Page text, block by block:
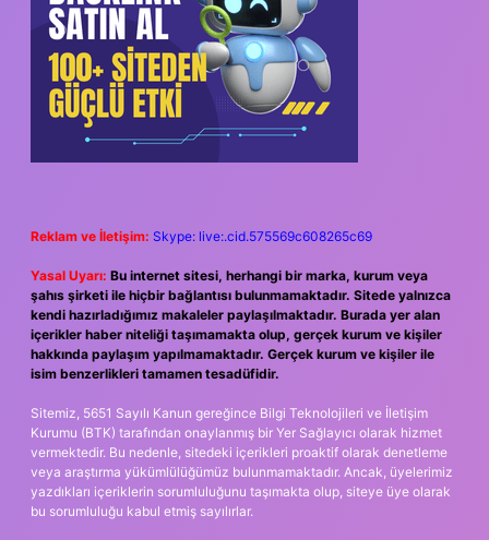
Reklam ve İletişim: Skype: live:.cid.575569c608265c69
Yasal Uyarı: Bu internet sitesi, herhangi bir marka, kurum veya
şahıs şirketi ile hiçbir bağlantısı bulunmamaktadır. Sitede yalnızca
kendi hazırladığımız makaleler paylaşılmaktadır. Burada yer alan
içerikler haber niteliği taşımamakta olup, gerçek kurum ve kişiler
hakkında paylaşım yapılmamaktadır. Gerçek kurum ve kişiler ile
isim benzerlikleri tamamen tesadüfidir.
Sitemiz, 5651 Sayılı Kanun gereğince Bilgi Teknolojileri ve İletişim
Kurumu (BTK) tarafından onaylanmış bir Yer Sağlayıcı olarak hizmet
vermektedir. Bu nedenle, sitedeki içerikleri proaktif olarak denetleme
veya araştırma yükümlülüğümüz bulunmamaktadır. Ancak, üyelerimiz
yazdıkları içeriklerin sorumluluğunu taşımakta olup, siteye üye olarak
bu sorumluluğu kabul etmiş sayılırlar.